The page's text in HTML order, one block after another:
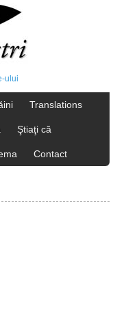
ului
Translations
Ştiaţi că
Contact